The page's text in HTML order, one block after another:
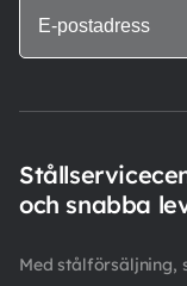
och snabba
Med stålförsäljning,